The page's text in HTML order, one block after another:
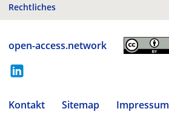
Rechtliches
open-access.network
Kontakt Sitemap
Impressum